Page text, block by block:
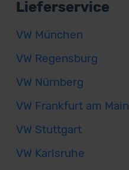
Lieferservice
VW München
VW Regensburg
VW Nürnberg
VW Frankfurt am Main
VW Stuttgart
VW Karlsruhe